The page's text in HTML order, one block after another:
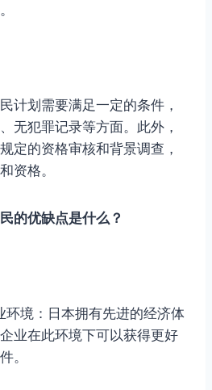
划需要满足一定的条件，
无犯罪记录等方面。此外，
定的资格审核和背景调查，
资格。
的优缺点是什么？
境：日本拥有先进的经济体
业在此环境下可以获得更好
。